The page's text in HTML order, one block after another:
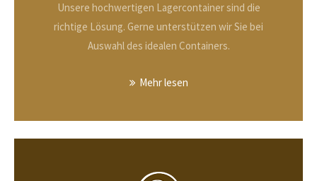
Unsere hochwertigen Lagercontainer sind die
richtige Lösung. Gerne unterstützen wir Sie bei
Auswahl des idealen Containers.
Mehr lesen